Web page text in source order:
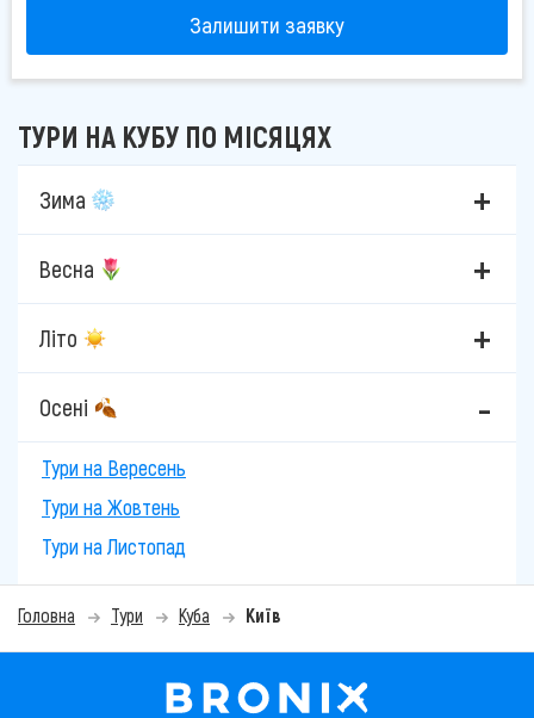
Залишити заявку
ТУРИ НА КУБУ ПО МІСЯЦЯХ
Зима
Весна
Літо
Осені
Тури на Вересень
Тури на Жовтень
Тури на Листопад
Головна Тури Куба Київ